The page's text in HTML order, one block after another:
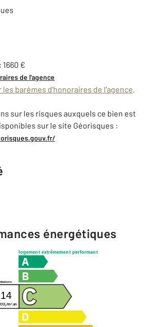
€
de l'agence
barèmes d'honoraires de l'agence,
sur les risques auxquels ce bien est
sur le site Géorisques :
énergétiques
logement extrêmement performant
14
2/m2.an